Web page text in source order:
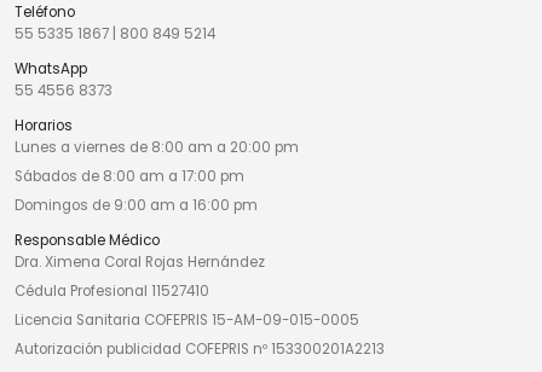
Teléfono
55 5335 1867
800 849 5214
WhatsApp
55 4556 8373
Horarios
Lunes a viernes de 8:00 am a 20:00 pm
Sábados de 8:00 am a 17:00 pm
Domingos de 9:00 am a 16:00 pm
Responsable Médico
Dra. Ximena Coral Rojas Hernández
Cédula Profesional 11527410
Licencia Sanitaria COFEPRIS 15-AM-09-015-0005
Autorización publicidad COFEPRIS nº 153300201A2213